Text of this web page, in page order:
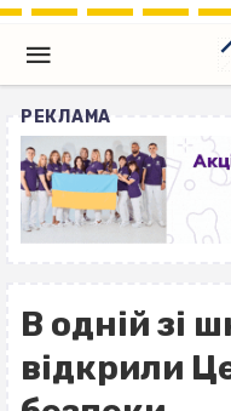
РЕКЛАМА
В одній зі
відкрили